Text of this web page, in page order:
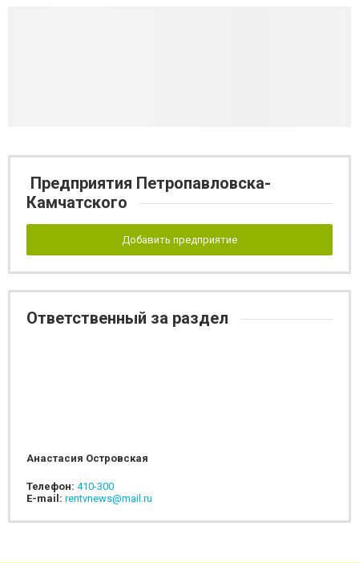
Предприятия Петропавловска-
Камчатского
Добавить предприятие
Ответственный за раздел
Анастасия Островская
Телефон: 410-300
E-mail: rentvnews@mail.ru